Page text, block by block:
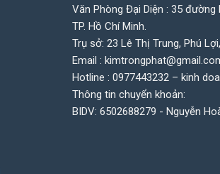
Văn Phòng Đại Diện : 35 đường
TP. Hồ Chí Minh.
Trụ sở: 23 Lê Thị Trung, Phú
Email :
Hotline : 0977443232 – kinh
Thông tin chuyển khoản:
BIDV: 6502688279 - Nguyễn